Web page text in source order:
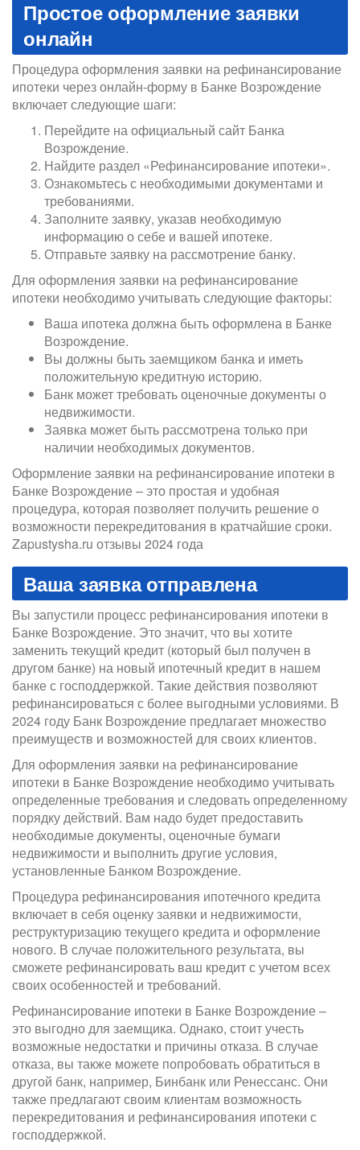
Простое оформление заявки
онлайн
Процедура оформления заявки на рефинансирование
ипотеки через онлайн-форму в Банке Возрождение
включает следующие шаги:
Перейдите на официальный сайт Банка
Возрождение.
Найдите раздел «Рефинансирование ипотеки».
Ознакомьтесь с необходимыми документами и
требованиями.
Заполните заявку, указав необходимую
информацию о себе и вашей ипотеке.
Отправьте заявку на рассмотрение банку.
Для оформления заявки на рефинансирование
ипотеки необходимо учитывать следующие факторы:
Ваша ипотека должна быть оформлена в Банке
Возрождение.
Вы должны быть заемщиком банка и иметь
положительную кредитную историю.
Банк может требовать оценочные документы о
недвижимости.
Заявка может быть рассмотрена только при
наличии необходимых документов.
Оформление заявки на рефинансирование ипотеки в
Банке Возрождение – это простая и удобная
процедура, которая позволяет получить решение о
возможности перекредитования в кратчайшие сроки.
Zapustysha.ru отзывы 2024 года
Ваша заявка отправлена
Вы запустили процесс рефинансирования ипотеки в
Банке Возрождение. Это значит, что вы хотите
заменить текущий кредит (который был получен в
другом банке) на новый ипотечный кредит в нашем
банке с господдержкой. Такие действия позволяют
рефинансироваться с более выгодными условиями. В
2024 году Банк Возрождение предлагает множество
преимуществ и возможностей для своих клиентов.
Для оформления заявки на рефинансирование
ипотеки в Банке Возрождение необходимо учитывать
определенные требования и следовать определенному
порядку действий. Вам надо будет предоставить
необходимые документы, оценочные бумаги
недвижимости и выполнить другие условия,
установленные Банком Возрождение.
Процедура рефинансирования ипотечного кредита
включает в себя оценку заявки и недвижимости,
реструктуризацию текущего кредита и оформление
нового. В случае положительного результата, вы
сможете рефинансировать ваш кредит с учетом всех
своих особенностей и требований.
Рефинансирование ипотеки в Банке Возрождение –
это выгодно для заемщика. Однако, стоит учесть
возможные недостатки и причины отказа. В случае
отказа, вы также можете попробовать обратиться в
другой банк, например, Бинбанк или Ренессанс. Они
также предлагают своим клиентам возможность
перекредитования и рефинансирования ипотеки с
господдержкой.